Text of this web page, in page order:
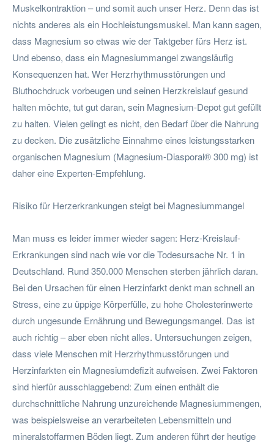
Muskelkontraktion – und somit auch unser Herz. Denn das ist
nichts anderes als ein Hochleistungsmuskel. Man kann sagen,
dass Magnesium so etwas wie der Taktgeber fürs Herz ist.
Und ebenso, dass ein Magnesiummangel zwangsläufig
Konsequenzen hat. Wer Herzrhythmusstörungen und
Bluthochdruck vorbeugen und seinen Herzkreislauf gesund
halten möchte, tut gut daran, sein Magnesium-Depot gut gefüllt
zu halten. Vielen gelingt es nicht, den Bedarf über die Nahrung
zu decken. Die zusätzliche Einnahme eines leistungsstarken
organischen Magnesium (Magnesium-Diasporal® 300 mg) ist
daher eine Experten-Empfehlung.
Risiko für Herzerkrankungen steigt bei Magnesiummangel
Man muss es leider immer wieder sagen: Herz-Kreislauf-
Erkrankungen sind nach wie vor die Todesursache Nr. 1 in
Deutschland. Rund 350.000 Menschen sterben jährlich daran.
Bei den Ursachen für einen Herzinfarkt denkt man schnell an
Stress, eine zu üppige Körperfülle, zu hohe Cholesterinwerte
durch ungesunde Ernährung und Bewegungsmangel. Das ist
auch richtig – aber eben nicht alles. Untersuchungen zeigen,
dass viele Menschen mit Herzrhythmusstörungen und
Herzinfarkten ein Magnesiumdefizit aufweisen. Zwei Faktoren
sind hierfür ausschlaggebend: Zum einen enthält die
durchschnittliche Nahrung unzureichende Magnesiummengen,
was beispielsweise an verarbeiteten Lebensmitteln und
mineralstoffarmen Böden liegt. Zum anderen führt der heutige